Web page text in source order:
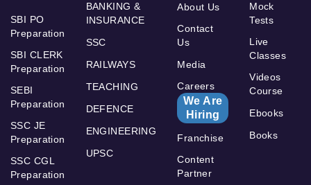
SBI PO
Preparation
SBI CLERK
Preparation
SEBI
Preparation
SSC JE
Preparation
SSC CGL
Preparation
BANKING &
INSURANCE
SSC
RAILWAYS
TEACHING
DEFENCE
ENGINEERING
UPSC
About Us
Contact
Us
Media
Careers
We Are
Hiring
Franchise
Content
Partner
Mock
Tests
Live
Classes
Videos
Course
Ebooks
Books